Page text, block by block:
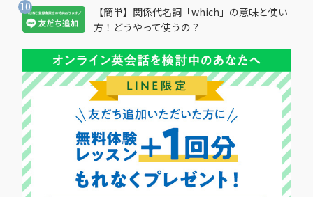
【簡単】関係代名詞「which」の意味と使い
方！どうやって使うの？